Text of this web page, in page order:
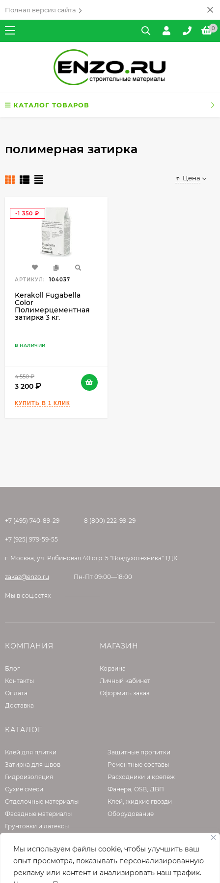
Мы используем файлы cookie, чтобы улучшить ваш
опыт просмотра, показывать персонализированную
рекламу или контент и анализировать наш трафик.
Полная версия сайта
0
КАТАЛОГ ТОВАРОВ
полимерная затирка
Цена
-1 350
АРТИКУЛ: 104037
Kerakoll Fugabella
Color
Полимерцементная
затирка 3 кг.
В НАЛИЧИИ
4 550
3 200
+7 (495) 740-89-29 8 (800) 222-99-29
+7 (925) 979-59-55
г. Москва, ул. Рябиновая 40 стр. 5 "Воздухотехника" ТДК
zakaz@enzo.ru Пн-Пт 09:00—18:00
Мы в соц.сетях
КОМПАНИЯ
Блог
Контакты
Оплата
Доставка
МАГАЗИН
Корзина
Личный кабинет
Оформить заказ
КАТАЛОГ
Клей для плитки
Затирка для швов
Гидроизоляция
Сухие смеси
Отделочные материалы
Фасадные материалы
Грунтовки и латексы
Защитные пропитки
Ремонтные составы
Расходники и крепеж
Фанера, OSB, ДВП
Клей, жидкие гвозди
Оборудование
О КОМПАНИИ